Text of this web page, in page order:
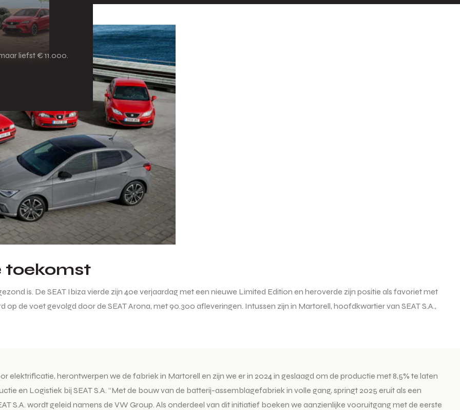
liefst € 11.000.
toekomst
is. De SEAT Ibiza vierde zijn 40e verjaardag met een nieuwe Limited Edition en heroverde zijn positie als favoriet met
op de voet gevolgd door de SEAT Arona, met 90.300 afleveringen. Intussen zijn in Martorell, hoofdkwartier van SEAT S.A.,
elektrificatie, herontwerpen we de fabriek in Martorell en zijn we er in 2024 in geslaagd om de productie met 8,5% te laten
en Logistiek bij SEAT S.A. “Met de bouw van de batterij-assemblagefabriek in volle gang, springt 2025 eruit als een
S.A. wordt geleid namens de VW Group. Als onderdeel van dit initiatief boeken we aanzienlijke vooruitgang met de eerste